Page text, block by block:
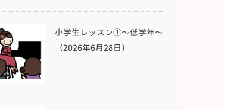
小学生レッスン①〜低学年〜
（2026年6月28日）